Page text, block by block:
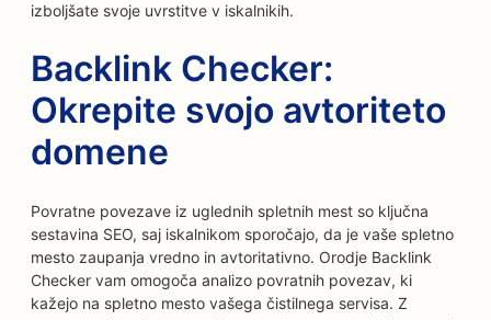
izboljšate svoje uvrstitve v iskalnikih.
Backlink Checker:
Okrepite svojo avtoriteto
domene
Povratne povezave iz uglednih spletnih mest so ključna
sestavina SEO, saj iskalnikom sporočajo, da je vaše spletno
mesto zaupanja vredno in avtoritativno. Orodje Backlink
Checker vam omogoča analizo povratnih povezav, ki
kažejo na spletno mesto vašega čistilnega servisa. Z